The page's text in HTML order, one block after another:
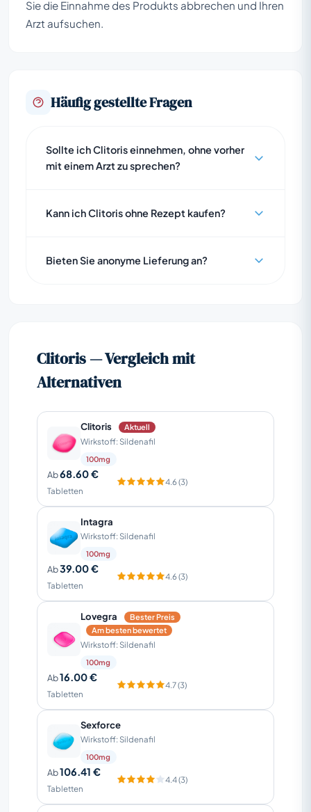
Sie die Einnahme des Produkts abbrechen und Ihren
Arzt aufsuchen.
Häufig gestellte Fragen
Sollte ich Clitoris einnehmen, ohne vorher
mit einem Arzt zu sprechen?
Kann ich Clitoris ohne Rezept kaufen?
Bieten Sie anonyme Lieferung an?
Clitoris — Vergleich mit
Alternativen
Clitoris Aktuell
Wirkstoff: Sildenafil
100mg
Ab68.60 €
Tabletten
4.6 (3)
Intagra
Wirkstoff: Sildenafil
100mg
Ab39.00 €
Tabletten
4.6 (3)
Lovegra
Bester Preis
Am besten bewertet
Wirkstoff: Sildenafil
100mg
Ab16.00 €
Tabletten
4.7 (3)
Sexforce
Wirkstoff: Sildenafil
100mg
Ab106.41 €
Tabletten
4.4 (3)